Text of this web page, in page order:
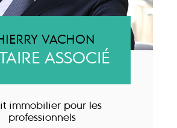
VACHON
ASSOCIÉ
immobilier pour les
professionnels